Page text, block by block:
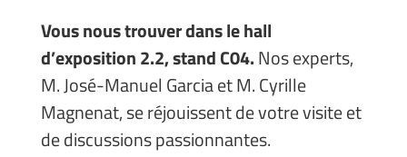
Vous nous trouver dans le hall
d’exposition 2.2, stand C04.Nos experts,
M. José-Manuel Garcia et M. Cyrille
Magnenat, se réjouissent de votre visite et
de discussions passionnantes.